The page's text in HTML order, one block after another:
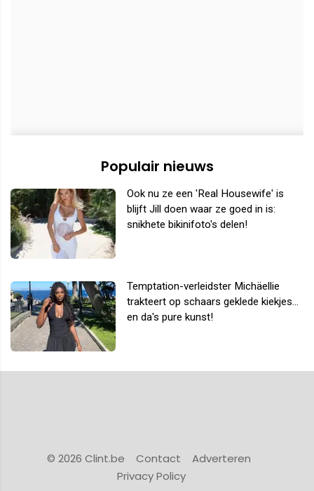
Populair nieuws
Ook nu ze een 'Real Housewife' is
blijft Jill doen waar ze goed in is:
snikhete bikinifoto's delen!
Temptation-verleidster Michäellie
trakteert op schaars geklede kiekjes...
en da's pure kunst!
© 2026 Clint.be Contact
Adverteren
Privacy Policy